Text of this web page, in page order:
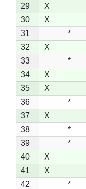
29
X
30
X
31
*
32
X
33
*
34
X
35
X
36
*
37
X
38
*
39
*
40
X
41
X
42
*